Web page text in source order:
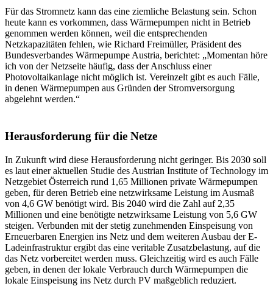
Für das Stromnetz kann das eine ziemliche Belastung sein. Schon
heute kann es vorkommen, dass Wärmepumpen nicht in Betrieb
genommen werden können, weil die entsprechenden
Netzkapazitäten fehlen, wie Richard Freimüller, Präsident des
Bundesverbandes Wärmepumpe Austria, berichtet: „Momentan höre
ich von der Netzseite häufig, dass der Anschluss einer
Photovoltaikanlage nicht möglich ist. Vereinzelt gibt es auch Fälle,
in denen Wärmepumpen aus Gründen der Stromversorgung
abgelehnt werden.“
Herausforderung für die Netze
In Zukunft wird diese Herausforderung nicht geringer. Bis 2030 soll
es laut einer aktuellen Studie des Austrian Institute of Technology im
Netzgebiet Österreich rund 1,65 Millionen private Wärmepumpen
geben, für deren Betrieb eine netzwirksame Leistung im Ausmaß
von 4,6 GW benötigt wird. Bis 2040 wird die Zahl auf 2,35
Millionen und eine benötigte netzwirksame Leistung von 5,6 GW
steigen. Verbunden mit der stetig zunehmenden Einspeisung von
Erneuerbaren Energien ins Netz und dem weiteren Ausbau der E-
Ladeinfrastruktur ergibt das eine veritable Zusatzbelastung, auf die
das Netz vorbereitet werden muss. Gleichzeitig wird es auch Fälle
geben, in denen der lokale Verbrauch durch Wärmepumpen die
lokale Einspeisung ins Netz durch PV maßgeblich reduziert.